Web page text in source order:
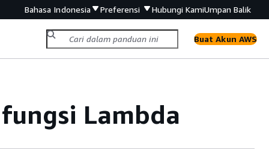
Bahasa Indonesia Preferensi Hubungi KamiUmpan Balik
Buat Akun AWS
Lambda